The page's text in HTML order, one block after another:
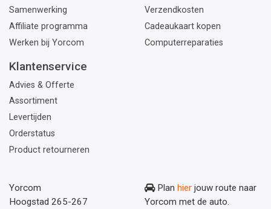
Samenwerking
Affiliate programma
Werken bij Yorcom
Verzendkosten
Cadeaukaart kopen
Computerreparaties
Klantenservice
Advies & Offerte
Assortiment
Levertijden
Orderstatus
Product retourneren
Yorcom
Hoogstad 265-267
Plan hier jouw route naar
Yorcom met de auto.